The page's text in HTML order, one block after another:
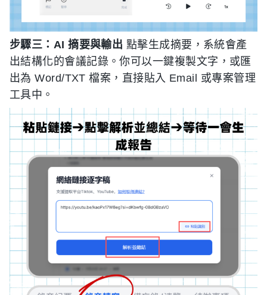
步驟三：AI 摘要與輸出 點擊生成摘要，系統會產
出結構化的會議記錄。你可以一鍵複製文字，或匯
出為 Word/TXT 檔案，直接貼入 Email 或專案管理
工具中。